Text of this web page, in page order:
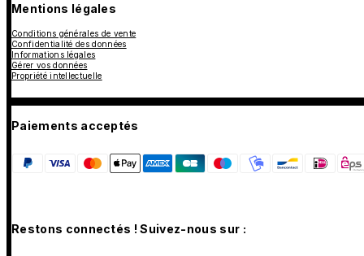
Mentions légales
Conditions générales de vente
Confidentialité des données
Informations légales
Gérer vos données
Propriété intellectuelle
Paiements acceptés
Restons connectés ! Suivez-nous sur :